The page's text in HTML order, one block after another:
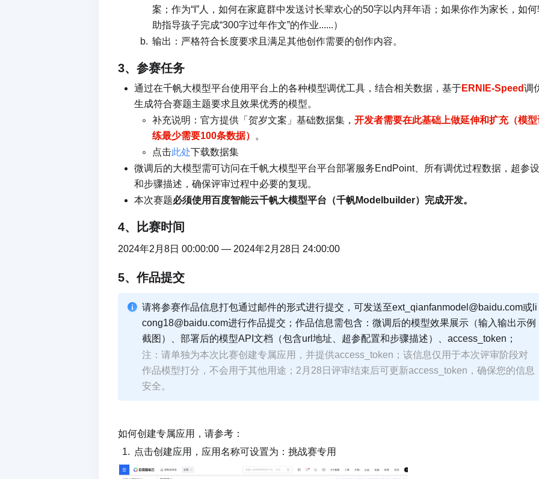
案；作为“I”人，如何在家庭群中发送讨长辈欢心的50字以内拜年语；如果你作为家长，如何
助指导孩子完成“300字过年作文”的作业......）
输出：严格符合长度要求且满足其他创作需要的创作内容。
3、参赛任务
通过在千帆大模型平台使用平台上的各种模型调优工具，结合相关数据，基于ERNIE-Speed调
生成符合赛题主题要求且效果优秀的模型。
补充说明：官方提供「贺岁文案」基础数据集， 开发者需要在此基础上做延伸和扩充（模型
练最少需要100条数据）
。
点击此处下载数据集
微调后的大模型需可访问在千帆大模型平台平台部署服务EndPoint、所有调优过程数据，超参
和步骤描述，确保评审过程中必要的复现。
本次赛题必须使用百度智能云千帆大模型平台（千帆Modelbuilder）完成开发。
4、比赛时间
2024年2月8日 00:00:00 — 2024年2月28日 24:00:00
5、作品提交
请将参赛作品信息打包通过邮件的形式进行提交，可发送至ext_qianfanmodel@baidu.com或 li
cong18@baidu.com进行作品提交；作品信息需包含：微调后的模型效果展示（输入输出示例
截图）、部署后的模型API文档（包含url地址、超参配置和步骤描述）、access_token；
注：请单独为本次比赛创建专属应用，并提供access_token；该信息仅用于本次评审阶段对
作品模型打分，不会用于其他用途；2月28日评审结束后可更新access_token，确保您的信息
安全。
如何创建专属应用，请参考：
点击创建应用，应用名称可设置为：挑战赛专用